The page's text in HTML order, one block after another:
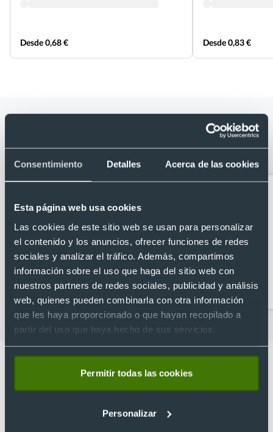
Consentimiento Detalles Acerca de las cookies
Esta página web usa cookies
Las cookies de este sitio web se usan para personalizar
el contenido y los anuncios, ofrecer funciones de redes
sociales y analizar el tráfico. Además, compartimos
información sobre el uso que haga del sitio web con
nuestros partners de redes sociales, publicidad y análisis
web, quienes pueden combinarla con otra información
que les haya proporcionado o que hayan recopilado a
partir del uso que haya hecho de sus servicios.
Permitir todas las cookies
Personalizar
Desde 0,68 € Desde 0,83 €
Categorías relacionadas con Gorro
niño en acrílico suave y cálido para
merchandising
Gorras para niños al por
mayor
Gorras personalizadas
baratas
Lo que dicen nuestros clientes